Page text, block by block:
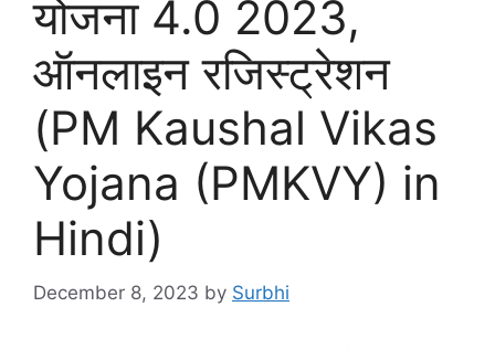
योजना 4.0 2023,
ऑनलाइन रजिस्ट्रेशन
(PM Kaushal Vikas
Yojana (PMKVY) in
Hindi)
December 8, 2023 by Surbhi